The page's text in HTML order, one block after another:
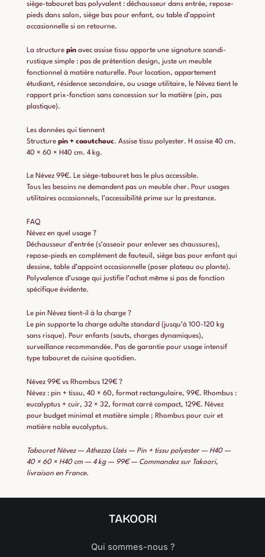
siège-tabouret bas polyvalent : déchausseur dans entrée, repose-
pieds dans salon, siège bas pour enfant, ou table d’appoint
occasionnelle si on retourne.
La structure pin avec assise tissu apporte une signature scandi-
rustique simple : pas de prétention design, juste un meuble
fonctionnel à matière naturelle. Pour location, appartement
étudiant, résidence secondaire, ou usage utilitaire, le Névez tient le
rapport prix-fonction sans concession sur la matière (pin, pas
plastique).
Les données qui tiennent
Structure pin + caoutchouc. Assise tissu polyester. H assise 40 cm.
40 × 60 × H40 cm. 4 kg.
Le Névez 99€. Le siège-tabouret bas le plus accessible.
Tous les besoins ne demandent pas un meuble cher. Pour usages
utilitaires occasionnels, l’accessibilité prime sur la prestance.
FAQ
Névez en quel usage ?
Déchausseur d’entrée (s’asseoir pour enlever ses chaussures),
repose-pieds en complément de fauteuil, siège bas pour enfant qui
dessine, table d’appoint occasionnelle (poser plateau ou plante).
Polyvalence d’usage qui justifie l’achat même si pas de fonction
spécifique évidente.
Le pin Névez tient-il à la charge ?
Le pin supporte la charge adulte standard (jusqu’à 100-120 kg
sans risque). Pour enfants (sauts, charges dynamiques),
surveillance recommandée. Pas de garantie pour usage intensif
type tabouret de cuisine quotidien.
Névez 99€ vs Rhombus 129€ ?
Névez : pin + tissu, 40 × 60, format rectangulaire, 99€. Rhombus :
eucalyptus + cuir, 32 × 32, format carré compact, 129€. Névez
pour budget minimal et matière simple ; Rhombus pour cuir et
matière noble eucalyptus.
Tabouret Névez — Athezza Uzès — Pin + tissu polyester — H40 —
40 × 60 × H40 cm — 4 kg — 99€ — Commandez sur Takoori,
livraison en France.
TAKOORI
Qui sommes-nous ?